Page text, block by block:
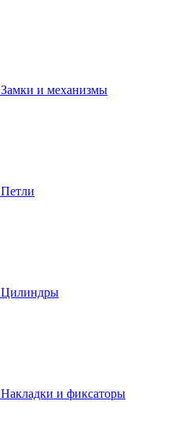
Замки и механизмы
Петли
Цилиндры
Накладки и фиксаторы